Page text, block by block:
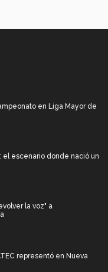
en Liga Mayor de
el escenario donde nació un
la voz" a
representó en Nueva